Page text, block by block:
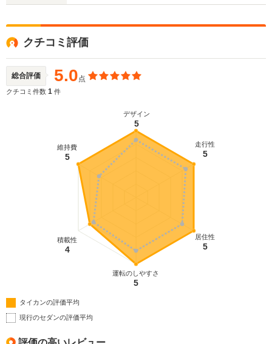
クチコミ評価
総合評価 5.0点
クチコミ件数 1 件
デザイン
5
走行性
5
居住性
5
運転のしやすさ
5
積載性
4
維持費
5
タイカンの評価平均
現行のセダンの評価平均